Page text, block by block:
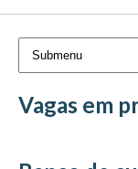
Vagas em